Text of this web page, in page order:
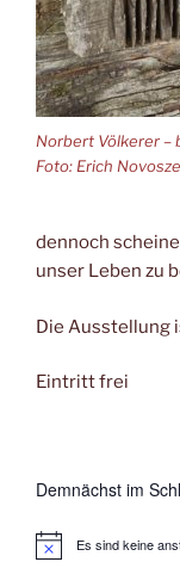
Norbert Völkerer –
Foto: Erich
dennoch
unser Leben zu
Die Ausstellung
Eintritt frei
Demnächst im
Es sind keine